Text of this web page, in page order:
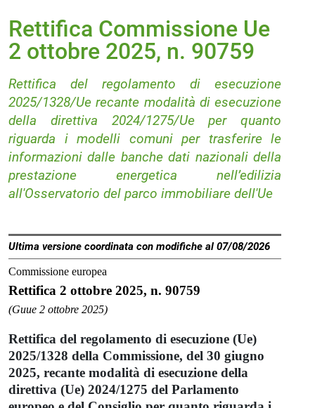
Rettifica Commissione Ue
2 ottobre 2025, n. 90759
Rettifica del regolamento di esecuzione
2025/1328/Ue recante modalità di esecuzione
della direttiva 2024/1275/Ue per quanto
riguarda i modelli comuni per trasferire le
informazioni dalle banche dati nazionali della
prestazione energetica nell’edilizia
all'Osservatorio del parco immobiliare dell'Ue
Ultima versione coordinata con modifiche al 07/08/2026
Commissione europea
Rettifica 2 ottobre 2025, n. 90759
(Guue 2 ottobre 2025)
Rettifica del regolamento di esecuzione (Ue)
2025/1328 della Commissione, del 30 giugno
2025, recante modalità di esecuzione della
direttiva (Ue) 2024/1275 del Parlamento